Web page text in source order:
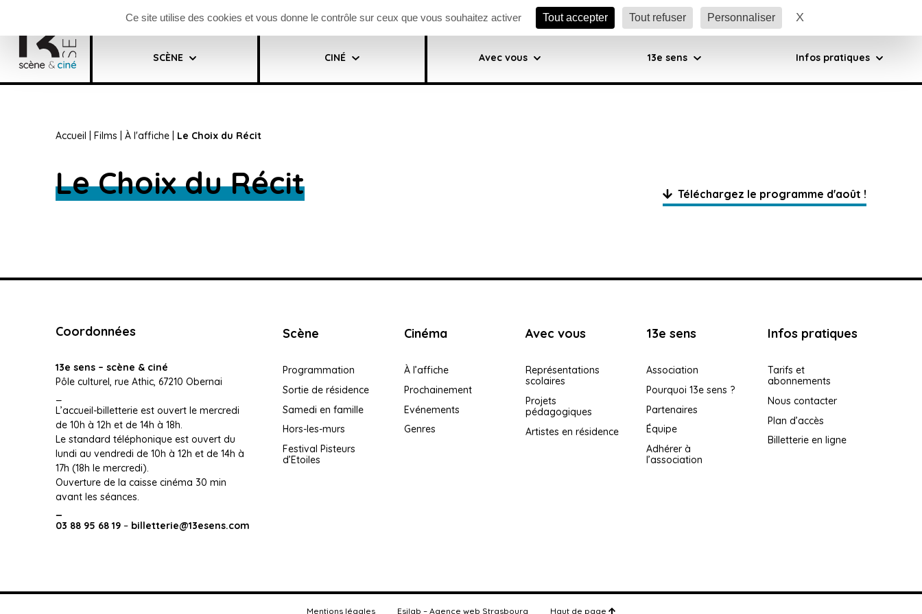
Billetterie saison S’abonner à la newsletter Facebook scène Facebook ciné
SCÈNE CINÉ Avec vous 13e sens
Infos pratiques
Cinéma
Accueil Films À l'affiche| Le Choix du Récit
Le Choix du Récit Téléchargez le programme d'août !
Coordonnées
13e sens – scène & ciné
Pôle culturel, rue Athic, 67210 Obernai
L’accueil-billetterie est ouvert le mercredi
de 10h à 12h et de 14h à 18h.
Le standard téléphonique est ouvert du
lundi au vendredi de 10h à 12h et de 14h à
17h (18h le mercredi).
Ouverture de la caisse cinéma 30 min
avant les séances.
03 88 95 68 19– billetterie@13esens.com
Scène
Programmation
Sortie de résidence
Samedi en famille
Hors-les-murs
Festival Pisteurs
d’Etoiles
Cinéma
À l’affiche
Prochainement
Evénements
Genres
Avec vous
Représentations
scolaires
Projets
pédagogiques
Artistes en résidence
13e sens
Association
Pourquoi 13e sens ?
Partenaires
Équipe
Adhérer à
l’association
Infos pratiques
Tarifs et
abonnements
Nous contacter
Plan d’accès
Billetterie en ligne
Mentions légales Esilab – Agence web Strasbourg Haut de page
Ce site utilise des cookies et vous donne le contrôle sur ceux que vous souhaitez activer Tout accepter Tout refuser Personnaliser XMasquer le bandeau